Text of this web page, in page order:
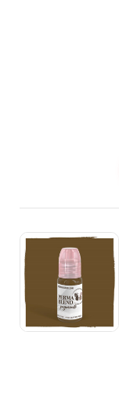
Цена
Количество